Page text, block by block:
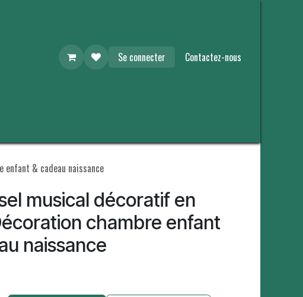
Se connecter Contactez-nous
& cadeau naissance
musical décoratif en
chambre enfant
naissance